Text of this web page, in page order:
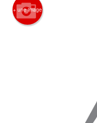
Panier (0)
+ une image